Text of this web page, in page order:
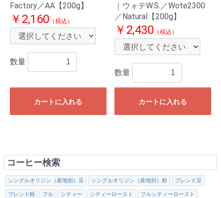
Factory／AA【200g】
￥2,160 （税込）
数量
カートに入れる
｜ウォテW.S.／Wote2300
／Natural【200g】
￥2,430 （税込）
数量
カートに入れる
コーヒー検索
シングルオリジン（産地別）豆 シングルオリジン（産地別）粉 ブレンド豆
ブレンド粉 フル シティー シティーロースト フルシティーロースト